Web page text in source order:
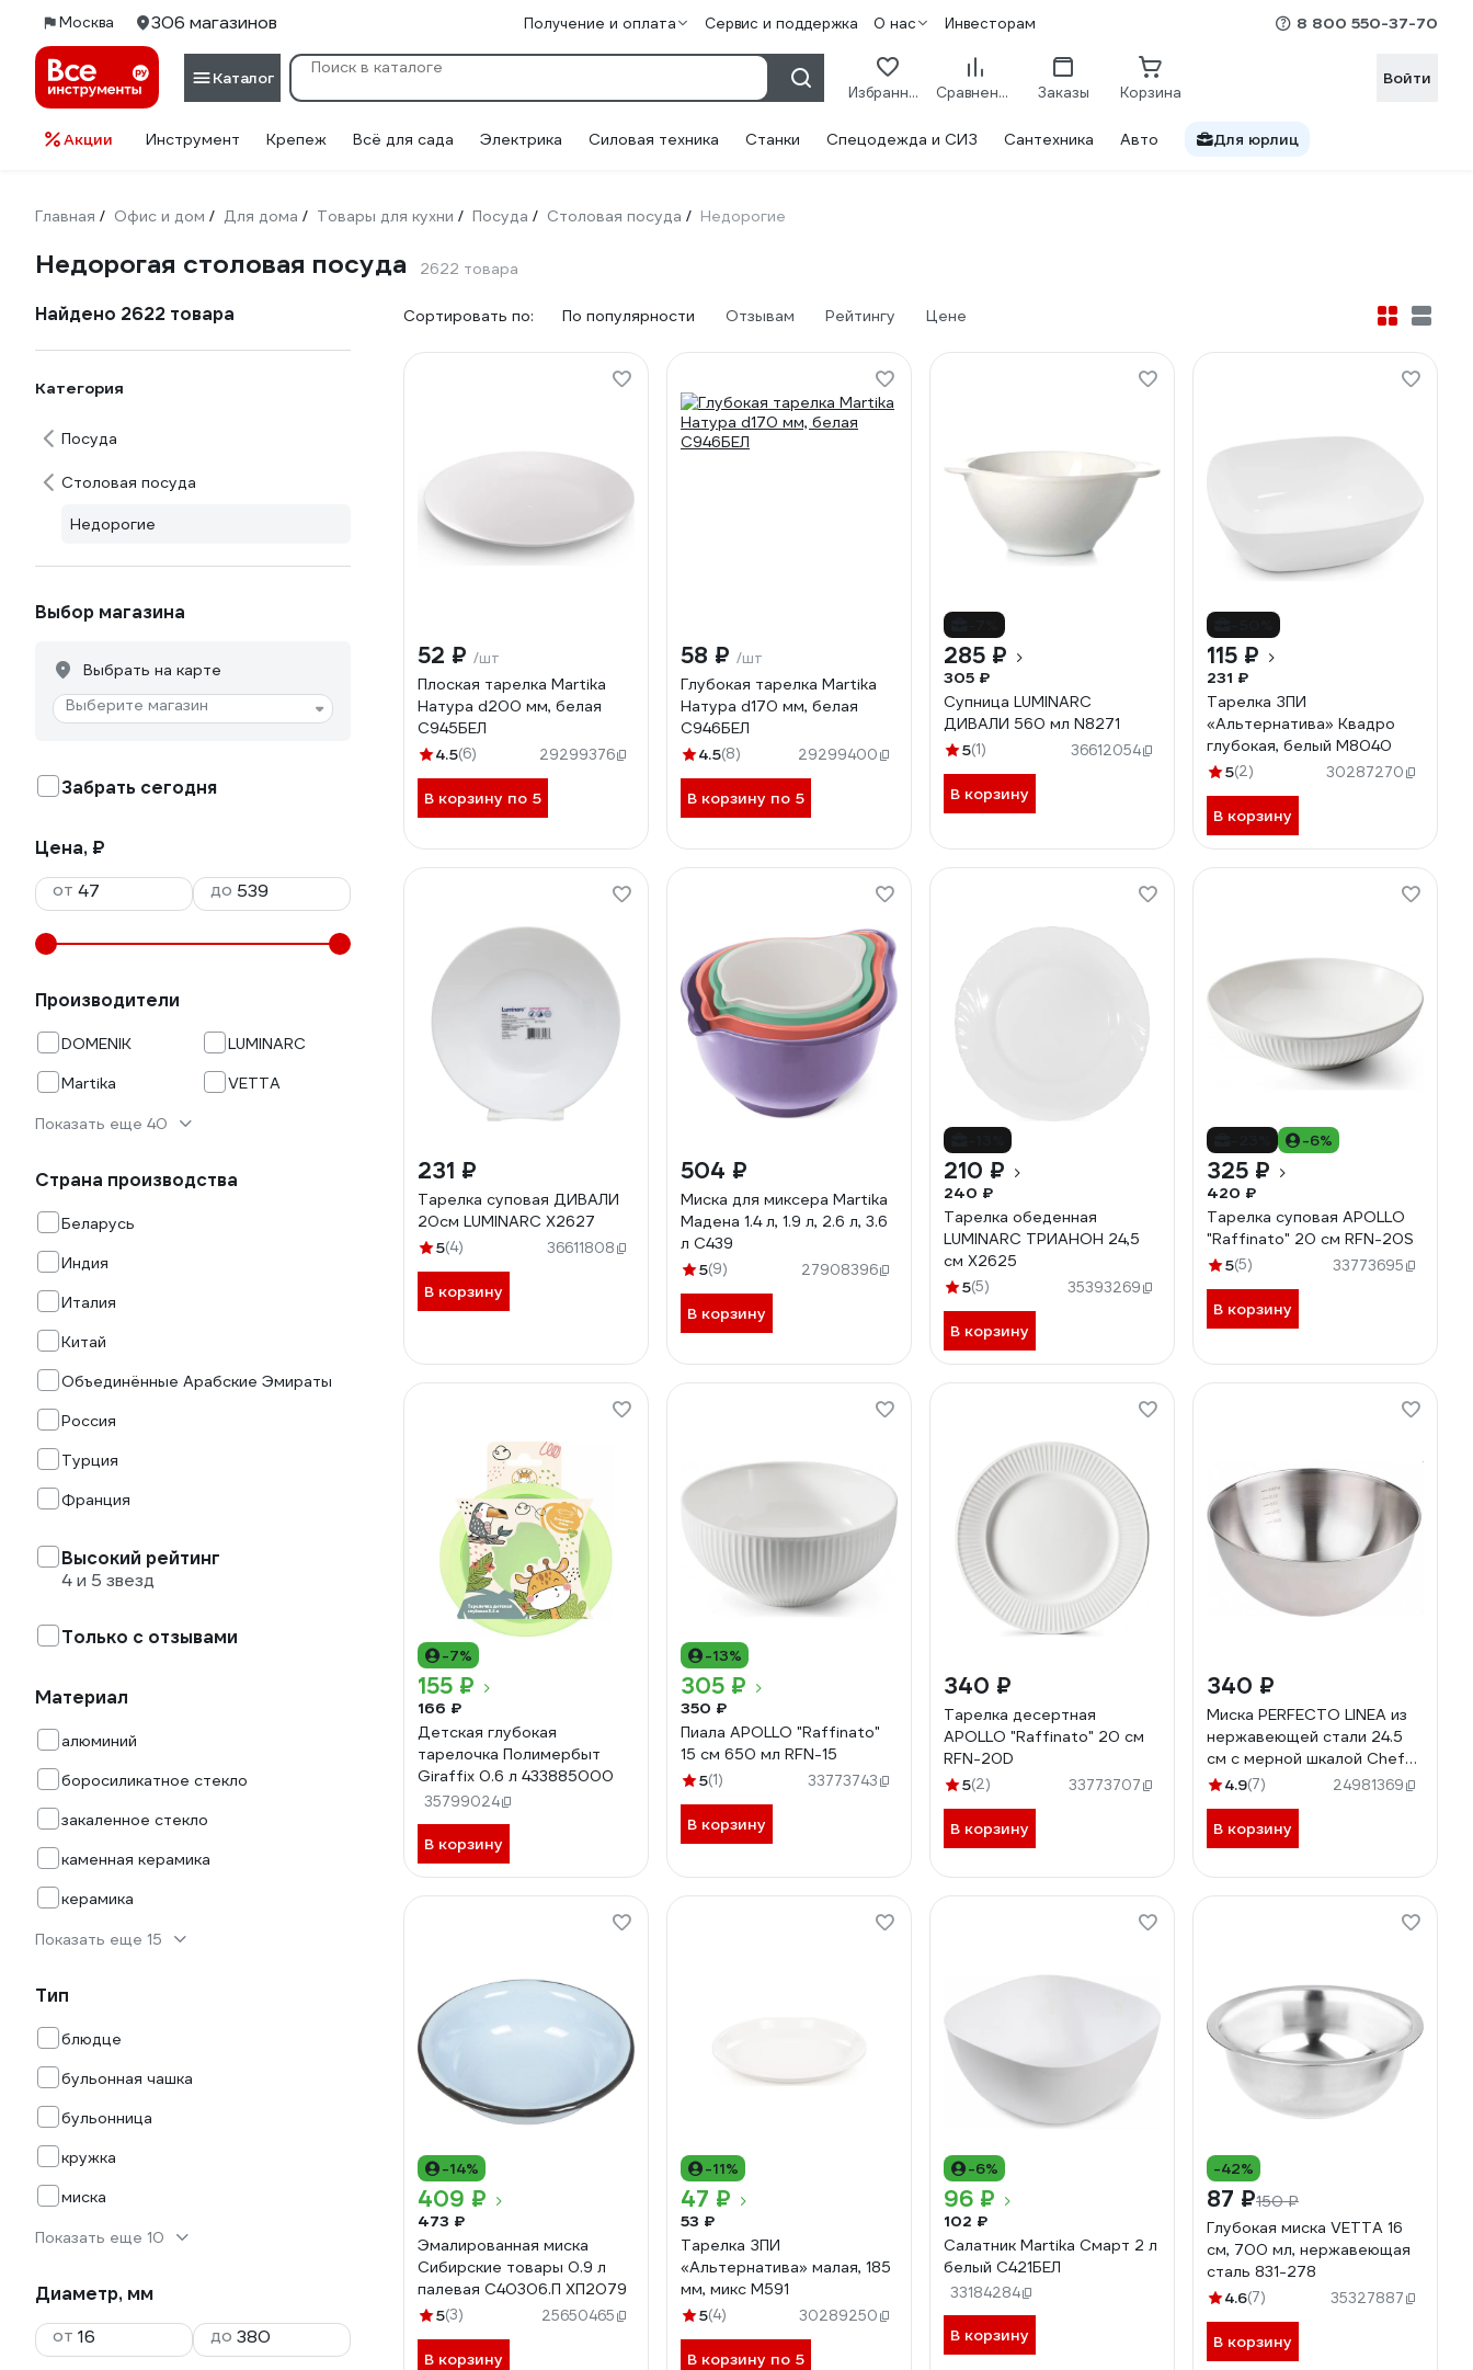
Москва 306 магазинов Получение и оплата Сервис и поддержка О нас Инвесторам 8 800 550-37-70
Каталог
Избранное Сравнение Заказы Корзина
Войти
Акции Инструмент Крепеж Всё для сада Электрика Силовая техника Станки Спецодежда и СИЗ Сантехника Авто Для юрлиц
Главная / Офис и дом / Для дома / Товары для кухни / Посуда / Столовая посуда / Недорогие
Недорогая столовая посуда 2622 товара
Найдено 2622 товара
Категория
Посуда
Столовая посуда
Недорогие
Выбор магазина
Выбрать на карте
Выберите магазин
Забрать сегодня
Цена, ₽
от
до
Производители
DOMENIK
LUMINARC
Martika
VETTA
Показать еще 40
Страна производства
Беларусь
Индия
Италия
Китай
Объединённые Арабские Эмираты
Россия
Турция
Франция
Высокий рейтинг
4 и 5 звезд
Только с отзывами
Материал
алюминий
боросиликатное стекло
закаленное стекло
каменная керамика
керамика
Показать еще 15
Тип
блюдце
бульонная чашка
бульонница
кружка
миска
Показать еще 10
Диаметр, мм
от
до
Сортировать по: По популярности Отзывам Рейтингу Цене
52 ₽ /шт
Плоская тарелка Martika
Натура d200 мм, белая
С945БЕЛ
4.5(6) 29299376
В корзину по 5
58 ₽ /шт
Глубокая тарелка Martika
Натура d170 мм, белая
С946БЕЛ
4.5(8) 29299400
В корзину по 5
285 ₽
305 ₽
Супница LUMINARC
ДИВАЛИ 560 мл N8271
5(1) 36612054
В корзину
115 ₽
231 ₽
Тарелка ЗПИ
«Альтернатива» Квадро
глубокая, белый М8040
5(2) 30287270
В корзину
231 ₽
Тарелка суповая ДИВАЛИ
20см LUMINARC X2627
5(4) 36611808
В корзину
504 ₽
Миска для миксера Martika
Мадена 1.4 л, 1.9 л, 2.6 л, 3.6
л С439
5(9) 27908396
В корзину
210 ₽
240 ₽
Тарелка обеденная
LUMINARC ТРИАНОН 24,5
см X2625
5(5) 35393269
В корзину
-6%
325 ₽
420 ₽
Тарелка суповая APOLLO
"Raffinato" 20 см RFN-20S
5(5) 33773695
В корзину
-7%
155 ₽
166 ₽
Детская глубокая
тарелочка Полимербыт
Giraffix 0.6 л 433885000
35799024
В корзину
-13%
305 ₽
350 ₽
Пиала APOLLO "Raffinato"
15 см 650 мл RFN-15
5(1) 33773743
В корзину
340 ₽
Тарелка десертная
APOLLO "Raffinato" 20 см
RFN-20D
5(2) 33773707
В корзину
340 ₽
Миска PERFECTO LINEA из
нержавеющей стали 24.5
см с мерной шкалой Chef
24-024105 ЦД-0479729871
4.9(7) 24981369
В корзину
-14%
409 ₽
473 ₽
Эмалированная миска
Сибирские товары 0.9 л
палевая С40306.П ХП2079
5(3) 25650465
В корзину
-11%
47 ₽
53 ₽
Тарелка ЗПИ
«Альтернатива» малая, 185
мм, микс М591
5(4) 30289250
В корзину по 5
-6%
96 ₽
102 ₽
Салатник Martika Смарт 2 л
белый С421БЕЛ
33184284
В корзину
-42%
87 ₽150 ₽
Глубокая миска VETTA 16
см, 700 мл, нержавеющая
сталь 831-278
4.6(7) 35327887
В корзину